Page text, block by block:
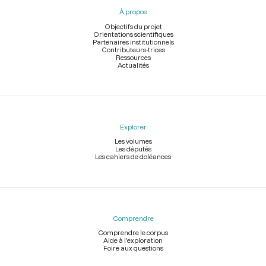
À propos
Objectifs du projet
Orientations scientifiques
Partenaires institutionnels
Contributeurs-trices
Ressources
Actualités
Explorer
Les volumes
Les députés
Les cahiers de doléances
Comprendre
Comprendre le corpus
Aide à l'exploration
Foire aux questions